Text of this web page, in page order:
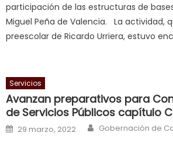
squirting,
आपक
न
भ
क
च
त
participación de las estructuras de
Miguel Peña de Valencia. La actividad,
preescolar de Ricardo Urriera, estuvo
Servicios
Avanzan preparativos para
de Servicios Públicos capítulo
Posted on
29 marzo, 2022 Author
Gobernación de